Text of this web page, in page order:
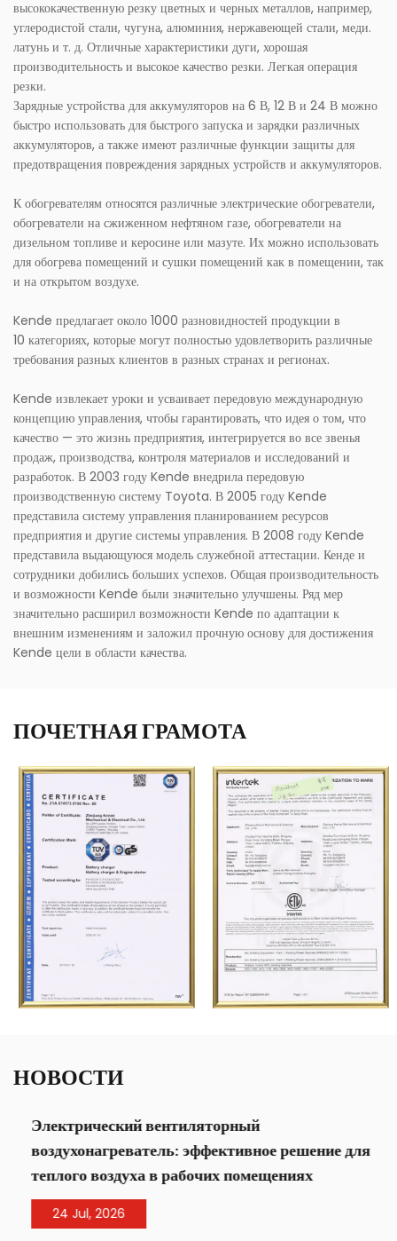
высококачественную резку цветных и черных металлов, например,
углеродистой стали, чугуна, алюминия, нержавеющей стали, меди.
латунь и т. д. Отличные характеристики дуги, хорошая
производительность и высокое качество резки. Легкая операция
резки.
Зарядные устройства для аккумуляторов на 6 В, 12 В и 24 В можно
быстро использовать для быстрого запуска и зарядки различных
аккумуляторов, а также имеют различные функции защиты для
предотвращения повреждения зарядных устройств и аккумуляторов.
К обогревателям относятся различные электрические обогреватели,
обогреватели на сжиженном нефтяном газе, обогреватели на
дизельном топливе и керосине или мазуте. Их можно использовать
для обогрева помещений и сушки помещений как в помещении, так
и на открытом воздухе.
Kende предлагает около 1000 разновидностей продукции в
10 категориях, которые могут полностью удовлетворить различные
требования разных клиентов в разных странах и регионах.
Kende извлекает уроки и усваивает передовую международную
концепцию управления, чтобы гарантировать, что идея о том, что
качество — это жизнь предприятия, интегрируется во все звенья
продаж, производства, контроля материалов и исследований и
разработок. В 2003 году Kende внедрила передовую
производственную систему Toyota. В 2005 году Kende
представила систему управления планированием ресурсов
предприятия и другие системы управления. В 2008 году Kende
представила выдающуюся модель служебной аттестации. Кенде и
сотрудники добились больших успехов. Общая производительность
и возможности Kende были значительно улучшены. Ряд мер
значительно расширил возможности Kende по адаптации к
внешним изменениям и заложил прочную основу для достижения
Kende цели в области качества.
ПОЧЕТНАЯ ГРАМОТА
НОВОСТИ
Электрический вентиляторный
воздухонагреватель: эффективное решение для
теплого воздуха в рабочих помещениях
24 Jul, 2026